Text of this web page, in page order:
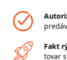
Fakt
tovar